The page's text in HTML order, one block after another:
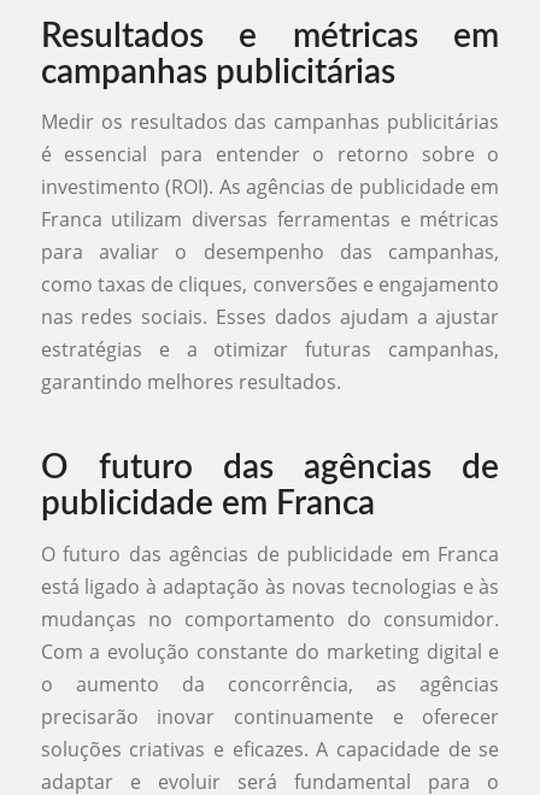
Resultados e métricas em
campanhas publicitárias
Medir os resultados das campanhas publicitárias
é essencial para entender o retorno sobre o
investimento (ROI). As agências de publicidade em
Franca utilizam diversas ferramentas e métricas
para avaliar o desempenho das campanhas,
como taxas de cliques, conversões e engajamento
nas redes sociais. Esses dados ajudam a ajustar
estratégias e a otimizar futuras campanhas,
garantindo melhores resultados.
O futuro das agências de
publicidade em Franca
O futuro das agências de publicidade em Franca
está ligado à adaptação às novas tecnologias e às
mudanças no comportamento do consumidor.
Com a evolução constante do marketing digital e
o aumento da concorrência, as agências
precisarão inovar continuamente e oferecer
soluções criativas e eficazes. A capacidade de se
adaptar e evoluir será fundamental para o